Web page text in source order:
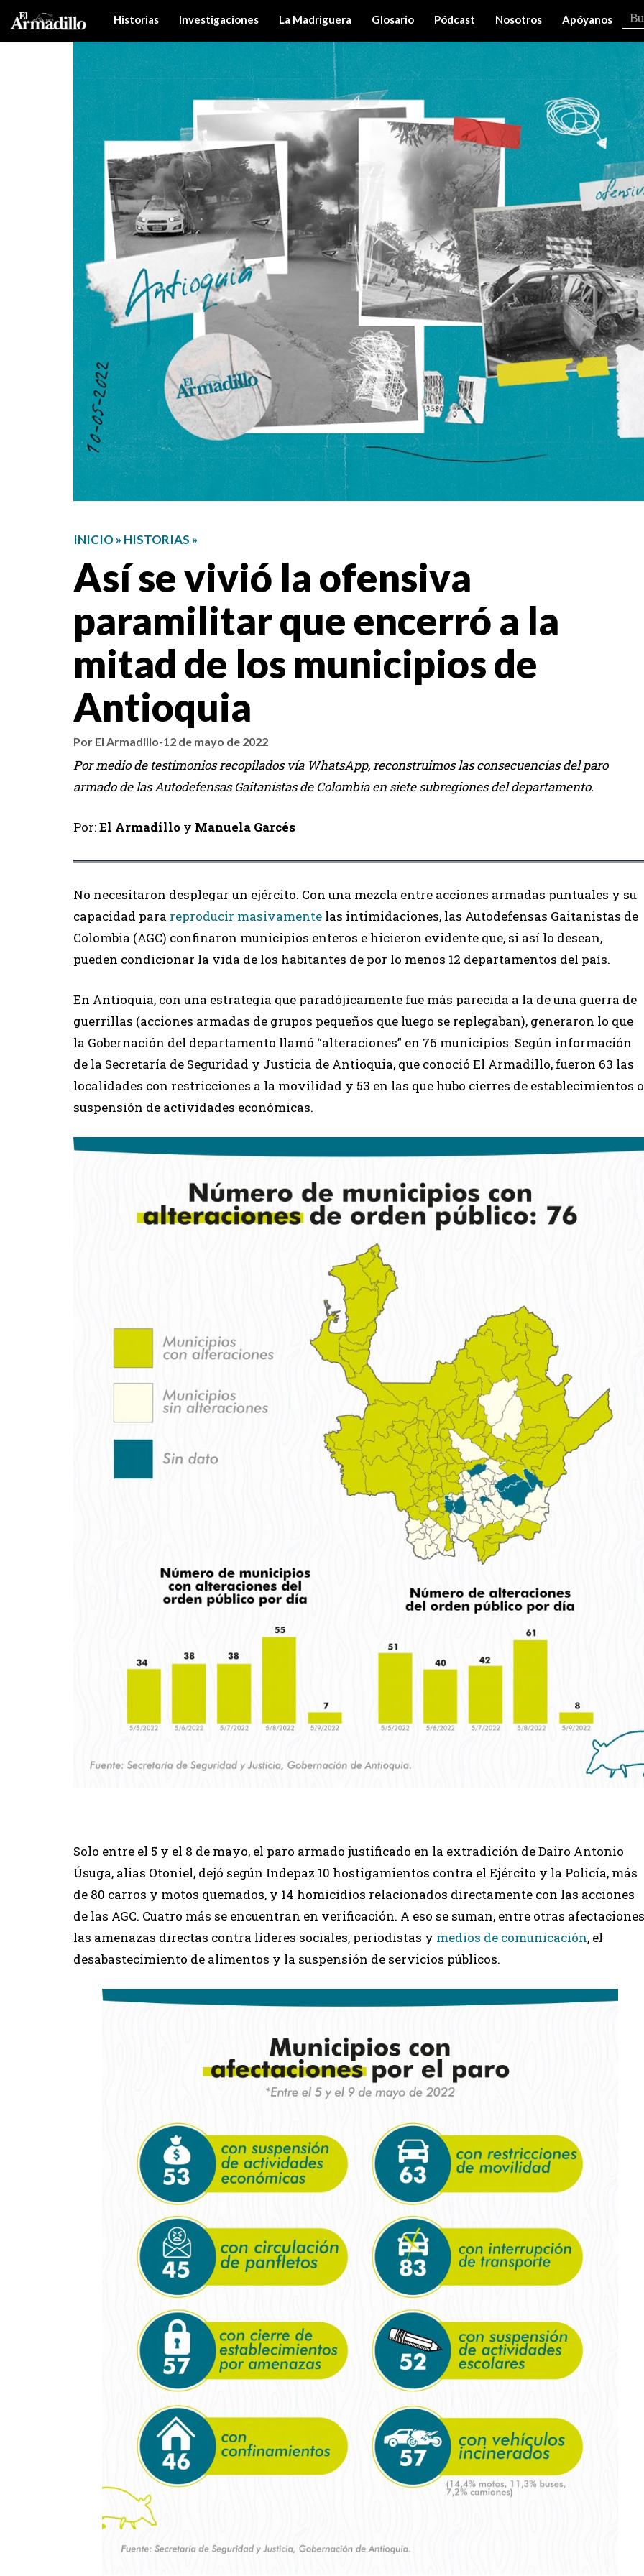
Historias Investigaciones La Madriguera Glosario Pódcast Nosotros Apóyanos
INICIO» HISTORIAS»
Así se vivió la ofensiva
paramilitar que encerró a la
mitad de los municipios de
Antioquia
Por El Armadillo-12 de mayo de 2022
Por medio de testimonios recopilados vía WhatsApp, reconstruimos las consecuencias del paro
armado de las Autodefensas Gaitanistas de Colombia en siete subregiones del departamento.
Por:El Armadillo y Manuela Garcés
No necesitaron desplegar un ejército. Con una mezcla entre acciones armadas puntuales y su
capacidad para reproducir masivamente las intimidaciones, las Autodefensas Gaitanistas de
Colombia (AGC) confinaron municipios enteros e hicieron evidente que, si así lo desean,
pueden condicionar la vida de los habitantes de por lo menos 12 departamentos del país.
En Antioquia, con una estrategia que paradójicamente fue más parecida a la de una guerra de
guerrillas (acciones armadas de grupos pequeños que luego se replegaban), generaron lo que
la Gobernación del departamento llamó “alteraciones” en 76 municipios. Según información
de la Secretaría de Seguridad y Justicia de Antioquia, que conoció El Armadillo, fueron 63 las
localidades con restricciones a la movilidad y 53 en las que hubo cierres de establecimientos o
suspensión de actividades económicas.
Solo entre el 5 y el 8 de mayo, el paro armado justificado en la extradición de Dairo Antonio
Úsuga, alias Otoniel, dejó según Indepaz 10 hostigamientos contra el Ejército y la Policía, más
de 80 carros y motos quemados, y 14 homicidios relacionados directamente con las acciones
de las AGC. Cuatro más se encuentran en verificación. A eso se suman, entre otras
las amenazas directas contra líderes sociales, periodistas y medios de comunicación, el
desabastecimiento de alimentos y la suspensión de servicios públicos.